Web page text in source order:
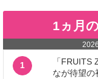
1ヵ月
1
「FRUITS
なが待望の